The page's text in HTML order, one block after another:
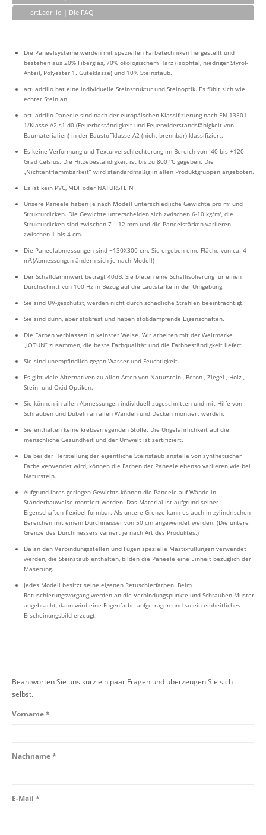
artLadrillo | Die FAQ
Die Paneelsysteme werden mit speziellen Färbetechniken hergestellt und
bestehen aus 20% Fiberglas, 70% ökologischem Harz (isophtal, niedriger Styrol-
Anteil, Polyester 1. Güteklasse) und 10% Steinstaub.
artLadrillo hat eine individuelle Steinstruktur und Steinoptik. Es fühlt sich wie
echter Stein an.
artLadrillo Paneele sind nach der europäischen Klassifizierung nach EN 13501-
1/Klasse A2 s1 d0 (Feuerbeständigkeit und Feuerwiderstandsfähigkeit von
Baumaterialien) in der Baustoffklasse A2 (nicht brennbar) klassifiziert.
Es keine Verformung und Texturverschlechterung im Bereich von -40 bis +120
Grad Celsius. Die Hitzebeständigkeit ist bis zu 800 °C gegeben. Die
„Nichtentflammbarkeit” wird standardmäßig in allen Produktgruppen angeboten.
Es ist kein PVC, MDF oder NATURSTEIN
Unsere Paneele haben je nach Modell unterschiedliche Gewichte pro m² und
Strukturdicken. Die Gewichte unterscheiden sich zwischen 6-10 kg/m², die
Strukturdicken sind zwischen 7 – 12 mm und die Paneelstärken variieren
zwischen 1 bis 4 cm.
Die Paneelabmessungen sind ~130X300 cm. Sie ergeben eine Fläche von ca. 4
m².(Abmessungen ändern sich je nach Modell)
Der Schalldämmwert beträgt 40dB. Sie bieten eine Schallisolierung für einen
Durchschnitt von 100 Hz in Bezug auf die Lautstärke in der Umgebung.
Sie sind UV-geschützt, werden nicht durch schädliche Strahlen beeinträchtigt.
Sie sind dünn, aber stoßfest und haben stoßdämpfende Eigenschaften.
Die Farben verblassen in keinster Weise. Wir arbeiten mit der Weltmarke
„JOTUN” zusammen, die beste Farbqualität und die Farbbeständigkeit liefert
Sie sind unempfindlich gegen Wasser und Feuchtigkeit.
Es gibt viele Alternativen zu allen Arten von Naturstein-, Beton-, Ziegel-, Holz-,
Stein- und Oxid-Optiken.
Sie können in allen Abmessungen individuell zugeschnitten und mit Hilfe von
Schrauben und Dübeln an allen Wänden und Decken montiert werden.
Sie enthalten keine krebserregenden Stoffe. Die Ungefährlichkeit auf die
menschliche Gesundheit und der Umwelt ist zertifiziert.
Da bei der Herstellung der eigentliche Steinstaub anstelle von synthetischer
Farbe verwendet wird, können die Farben der Paneele ebenso variieren wie bei
Naturstein.
Aufgrund ihres geringen Gewichts können die Paneele auf Wände in
Ständerbauweise montiert werden. Das Material ist aufgrund seiner
Eigenschaften flexibel formbar. Als untere Grenze kann es auch in zylindrischen
Bereichen mit einem Durchmesser von 50 cm angewendet werden. (Die untere
Grenze des Durchmessers variiert je nach Art des Produktes.)
Da an den Verbindungsstellen und Fugen spezielle Mastixfüllungen verwendet
werden, die Steinstaub enthalten, bilden die Paneele eine Einheit bezüglich der
Maserung.
Jedes Modell besitzt seine eigenen Retuschierfarben. Beim
Retuschierungsvorgang werden an die Verbindungspunkte und Schrauben Muster
angebracht, dann wird eine Fugenfarbe aufgetragen und so ein einheitliches
Erscheinungsbild erzeugt.
Beantworten Sie uns kurz ein paar Fragen und überzeugen Sie sich
selbst.
Vorname *
Nachname *
E-Mail *